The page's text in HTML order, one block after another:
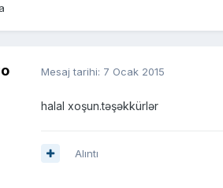
Mesaj tarihi: 7 Ocak 2015
halal xoşun.təşəkkürlər
Alıntı